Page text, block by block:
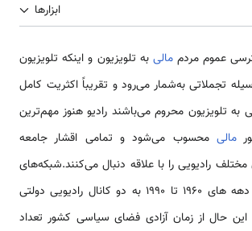
ابزارها
عموم مردممالی به تلویزیون و اینکه تلویزیون
تجملاتی به‌شمار می‌رود و تقریباً اکثریت کامل
به تلویزیون محروم می‌باشند رادیو هنوز مهم‌ترین
مالی محسوب می‌شود و تمامی اقشار جامعه
رادیویی را با علاقه دنبال می‌کنند.شبکه‌های
در دهه های 1960 تا 1990 به دو کانال رادیویی دولتی
حال از زمان آزادی فضای سیاسی کشور تعداد